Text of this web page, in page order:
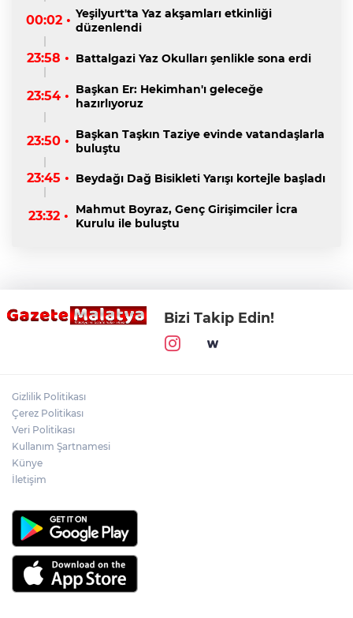
00:02 • Yeşilyurt'ta Yaz akşamları etkinliği
düzenlendi
23:58 • Battalgazi Yaz Okulları şenlikle sona erdi
23:54 • Başkan Er: Hekimhan'ı geleceğe
hazırlıyoruz
23:50 • Başkan Taşkın Taziye evinde vatandaşlarla
buluştu
23:45 • Beydağı Dağ Bisikleti Yarışı kortejle başladı
23:32 •
Mahmut Boyraz, Genç Girişimciler İcra
Kurulu ile buluştu
Bizi Takip Edin!
Gizlilik Politikası
Çerez Politikası
Veri Politikası
Kullanım Şartnamesi
Künye
İletişim